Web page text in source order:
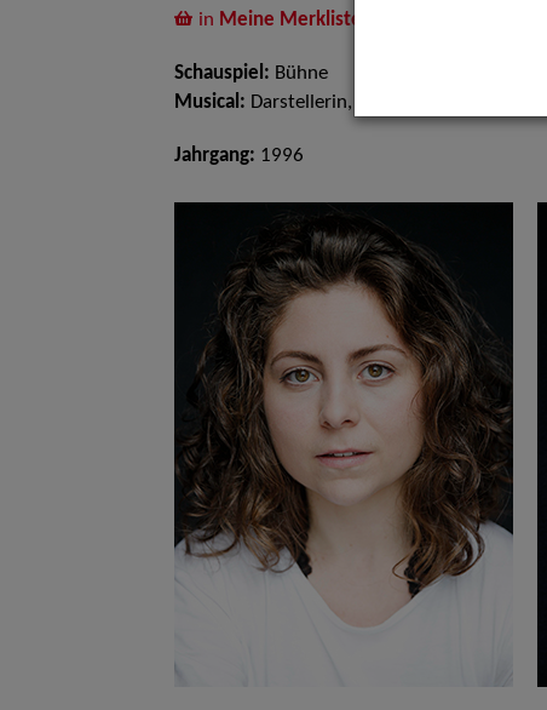
in Meine Merkliste
Schauspiel: Bühne
Musical: Darstellerin, Sängerin, Tänzerin
Jahrgang: 1996